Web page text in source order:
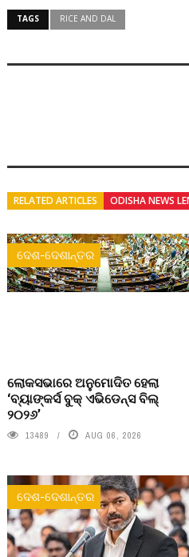
TAGS RICE AND DAL
RELATED ARTICLES ODISHA NEWS
ଦେଶ-ଦେଶାନ୍ତର
ଲୋକସଭାରେ ଅନୁମୋଦିତ ହେଲା
‘ବ୍ୟାଙ୍କର୍ସ ବୁକ୍ ଏଭିଡେନ୍ସ ବିଲ୍
୨୦୨୬’
13489 AUG 06, 2026
ଦେଶ-ଦେଶାନ୍ତର